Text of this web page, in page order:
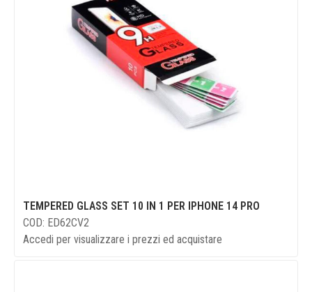
TEMPERED GLASS SET 10 IN 1 PER IPHONE 14 PRO
COD: ED62CV2
Accedi per visualizzare i prezzi ed acquistare